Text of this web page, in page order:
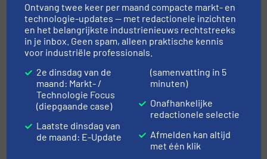
Dit artikel is gepubliceerd door
Ontvang twee keer per maand compacte markt- en
technologie-updates — met redactionele inzichten
en het belangrijkste industrienieuws rechtstreeks
in je inbox. Geen spam, alleen praktische kennis
voor industriële professionals.
2e dinsdag van de
maand: Markt- /
Technologie Focus
(diepgaande case)
Laatste dinsdag van
de maand: E-Update
(samenvatting in 5
minuten)
Onafhankelijke
redactionele selectie
Afmelden kan altijd
met één klik